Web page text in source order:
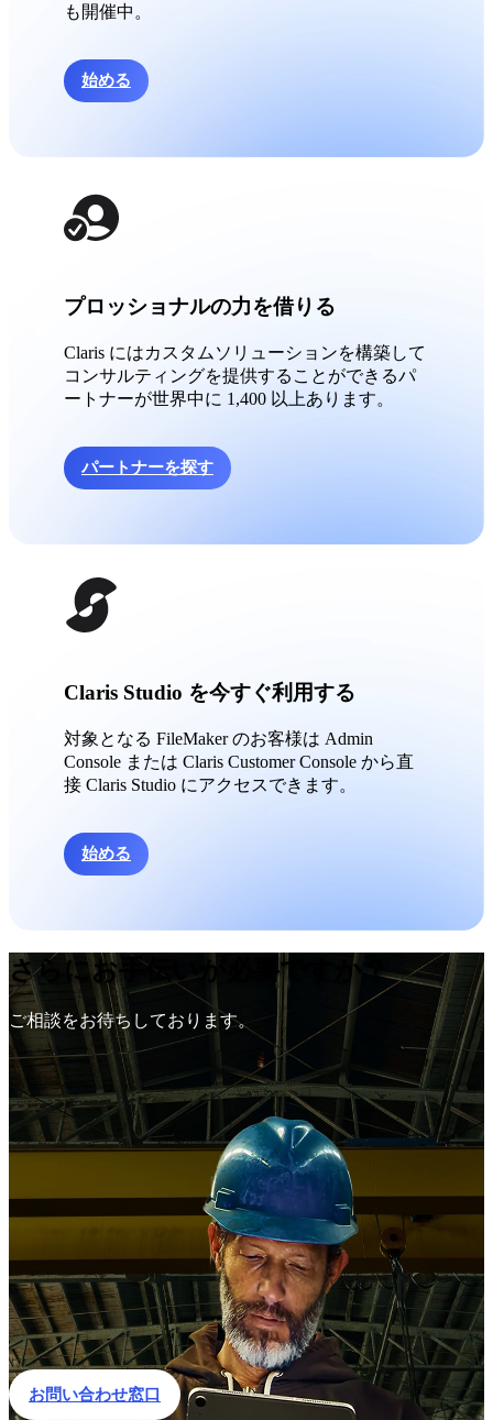
も開催中。
始める
プロッショナルの力を借りる
Claris にはカスタムソリューションを構築して
コンサルティングを提供することができるパ
ートナーが世界中に 1,400 以上あります。
パートナーを探す
Claris Studio を今すぐ利用する
対象となる FileMaker のお客様は Admin
Console または Claris Customer Console から直
接 Claris Studio にアクセスできます。
始める
さらにお手伝いが必要ですか？
ご相談をお待ちしております。
お問い合わせ窓口